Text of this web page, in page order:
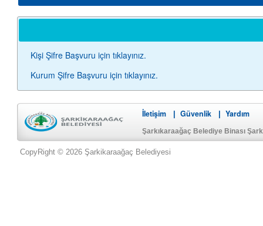
Kişi Şifre Başvuru için tıklayınız.
Kurum Şifre Başvuru için tıklayınız.
İletişim Güvenlik Yardım
Şarkıkaraağaç Belediye Binası
CopyRight © 2026 Şarkikaraağaç Belediyesi